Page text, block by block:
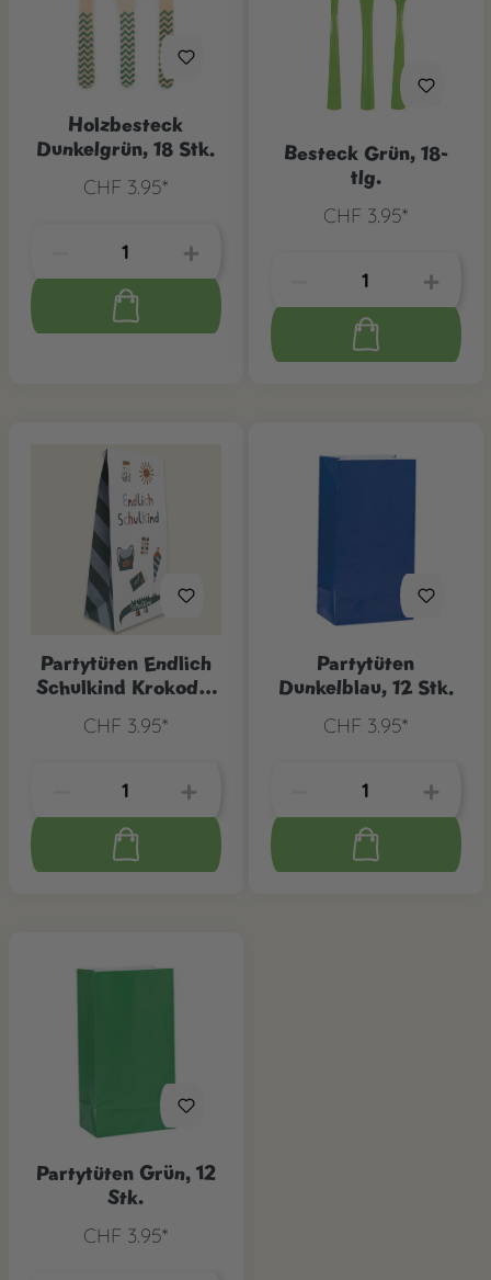
Holzbesteck
Dunkelgrün, 18 Stk.
CHF 3.95*
Besteck Grün, 18-
tlg.
CHF 3.95*
Partytüten Endlich
Schulkind Krokodil,
CHF 3.95*
Partytüten
Dunkelblau, 12 Stk.
CHF 3.95*
Partytüten Grün, 12
Stk.
CHF 3.95*